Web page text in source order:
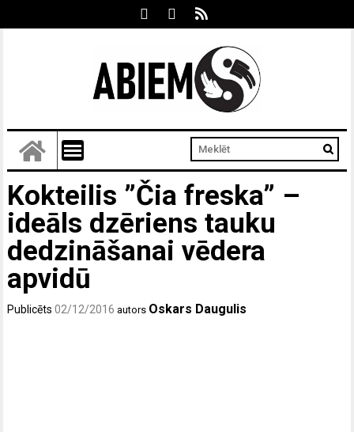
Kokteilis ”Čia freska” –
ideāls dzēriens tauku
dedzināšanai vēdera
apvidū
Publicēts02/12/2016 autors Oskars Daugulis